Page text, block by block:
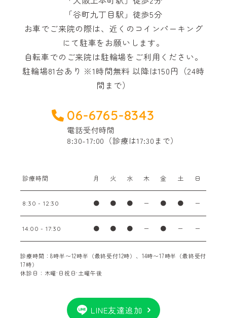
「谷町九丁目駅」徒歩5分
お車でご来院の際は、近くのコインパーキング
にて駐車をお願いします。
自転車でのご来院は駐輪場をご利用ください。
駐輪場81台あり ※1時間無料 以降は150円（24時
間まで）
06-6765-8343
電話受付時間
8:30-17:00（診療は17:30まで）
診療時間 月 火 水 木 金 土 日
8:30 - 12:30 ● ● ● ー ● ● ー
14:00 - 17:30 ● ● ● ー ● ー ー
診療時間：8時半〜12時半（最終受付12時）、14時〜17時半（最終受付
17時）
休診日：木曜·日祝日·土曜午後
LINE友達追加